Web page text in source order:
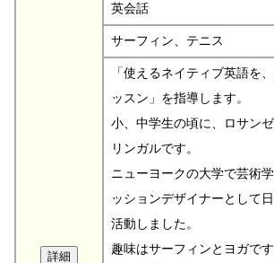
英会話
サーフィン、テニス
「使えるネイティブ英語を
ッスン」を指導します。
小、中学生の頃に、ロサン
リンガルです。
ニューヨークの大学で芸術
ッションデザイナーとして
活動しました。
趣味はサーフィンとヨガで